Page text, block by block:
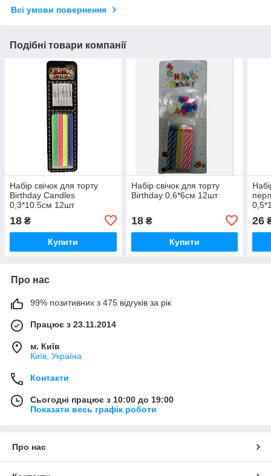
Всі умови повернення
Подібні товари компанії
Набір свічок для торту
Birthday Candles
0,3*10.5см 12шт
18 ₴
Купити
Набір свічок для торту
Birthday 0,6*6см 12шт
18₴
Купити
26
Про нас
99% позитивних з 475 відгуків за рік
Працює з 23.11.2014
м. Київ
Київ, Україна
Контакти
Сьогодні працює з 10:00 до 19:00
Показати весь графік роботи
Про нас